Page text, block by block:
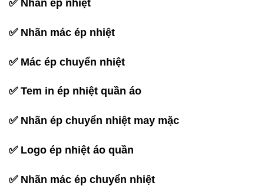
✅ Nhãn ép nhiệt
✅ Nhãn mác ép nhiệt
✅ Mác ép chuyển nhiệt
✅ Tem in ép nhiệt quần áo
✅ Nhãn ép chuyển nhiệt may mặc
✅ Logo ép nhiệt áo quần
✅ Nhãn mác ép chuyển nhiệt